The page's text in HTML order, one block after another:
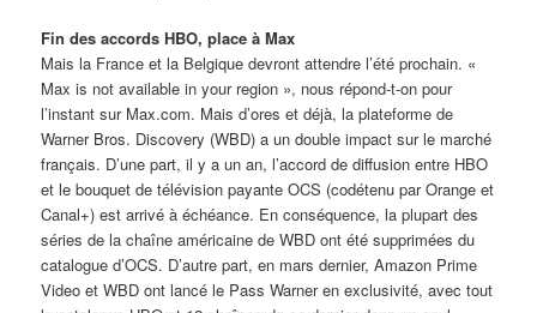
Fin des accords HBO, place à Max
Mais la France et la Belgique devront attendre l’été prochain. «
Max is not available in your region », nous répond-t-on pour
l’instant sur Max.com. Mais d’ores et déjà, la plateforme de
Warner Bros. Discovery (WBD) a un double impact sur le marché
français. D’une part, il y a un an, l’accord de diffusion entre HBO
et le bouquet de télévision payante OCS (codétenu par Orange et
Canal+) est arrivé à échéance. En conséquence, la plupart des
séries de la chaîne américaine de WBD ont été supprimées du
catalogue d’OCS. D’autre part, en mars dernier, Amazon Prime
Video et WBD ont lancé le Pass Warner en exclusivité, avec tout